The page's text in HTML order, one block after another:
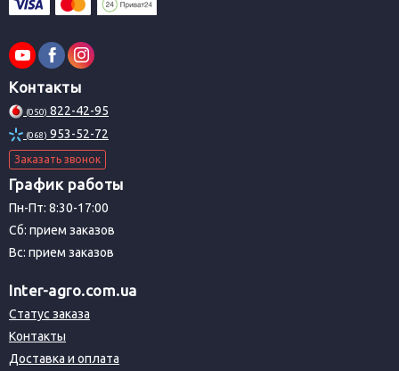
Контакты
(050) 822-42-95
(068) 953-52-72
Заказать звонок
График работы
Пн-Пт: 8:30-17:00
Сб: прием заказов
Вс: прием заказов
Inter-agro.com.ua
Статус заказа
Контакты
Доставка и оплата